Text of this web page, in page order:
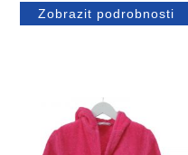
Zobrazit podrobnosti